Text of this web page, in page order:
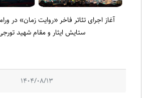
آغاز اجرای تئاتر فاخر «روایت زمان» در
ستایش ایثار و مقام شهید
1404/08/13